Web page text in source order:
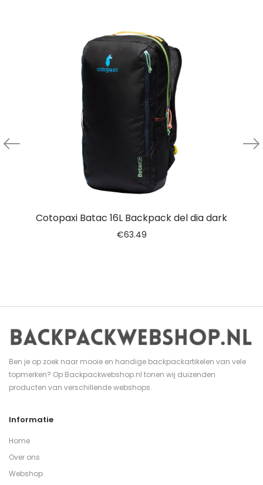
Cotopaxi Batac 16L Backpack del dia dark
€63.49
Ben je op zoek naar mooie en handige backpackartikelen van vele
topmerken? Op Backpackwebshop.nl tonen wij duizenden
producten van verschillende webshops.
Informatie
Home
Over ons
Webshop